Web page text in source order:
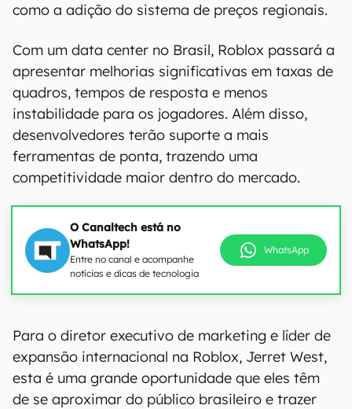
como a adição do sistema de preços regionais.
Com um data center no Brasil, Roblox passará a
apresentar melhorias significativas em taxas de
quadros, tempos de resposta e menos
instabilidade para os jogadores. Além disso,
desenvolvedores terão suporte a mais
ferramentas de ponta, trazendo uma
competitividade maior dentro do mercado.
O Canaltech está no
WhatsApp!
Entre no canal e acompanhe
notícias e dicas de tecnologia
WhatsApp
Para o diretor executivo de marketing e líder de
expansão internacional na Roblox, Jerret West,
esta é uma grande oportunidade que eles têm
de se aproximar do público brasileiro e trazer